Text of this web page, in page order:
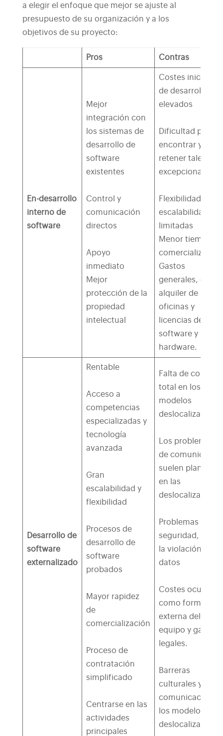
a elegir el enfoque que mejor se ajuste al
presupuesto de su organización y a los
objetivos de su proyecto:
Pros Contras
En-desarrollo
interno de
software
Mejor
integración con
los sistemas de
desarrollo de
software
existentes
Control y
comunicación
directos
Apoyo
inmediato
Mejor
protección de la
propiedad
intelectual
Costes iniciales y
de desarrollo
elevados
Dificultad para
encontrar y
retener talentos
excepcionales
Flexibilidad y
escalabilidad
limitadas
Menor tiempo de
comercialización
Gastos
generales, como
alquiler de
oficinas y
licencias de
software y
hardware.
Desarrollo de
software
externalizado
Rentable
Acceso a
competencias
especializadas y
tecnología
avanzada
Gran
escalabilidad y
flexibilidad
Procesos de
desarrollo de
software
probados
Mayor rapidez
de
comercialización
Proceso de
contratación
simplificado
Centrarse en las
actividades
principales
Falta de control
total en los
modelos
deslocalizados
Los problemas
de
suelen
en las
Problemas de
seguridad, como
la violación de
datos
Costes ocultos,
como formación
externa del
equipo y gastos
legales.
Barreras
culturales y de
comunicación
los modelos
deslocalizados